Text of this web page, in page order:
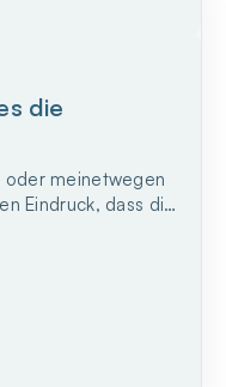
die
oder meinetwegen
Eindruck, dass die